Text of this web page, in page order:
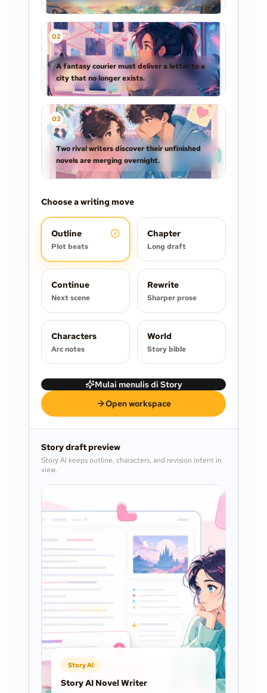
02
A fantasy courier must deliver a letter to a
city that no longer exists.
03
Two rival writers discover their unfinished
novels are merging overnight.
Choose a writing move
Outline
Plot beats
Chapter
Long draft
Continue
Next scene
Rewrite
Sharper prose
Characters
Arc notes
World
Story bible
Mulai menulis di Story
Open workspace
Story draft preview
Story AI keeps outline, characters, and revision intent in
view.
Story AI
Story AI Novel Writer